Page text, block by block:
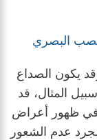
البصري
يكون الصداع
المثال، قد
في ظهور أعراض
عدم الشعور